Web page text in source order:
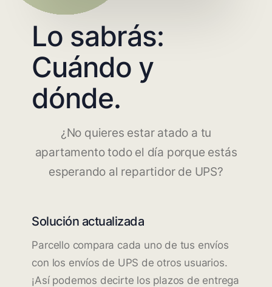
Lo sabrás:
Cuándo y
dónde.
¿No quieres estar atado a tu
apartamento todo el día porque estás
esperando al repartidor de UPS?
Solución actualizada
Parcello compara cada uno de tus envíos
con los envíos de UPS de otros usuarios.
¡Así podemos decirte los plazos de entrega